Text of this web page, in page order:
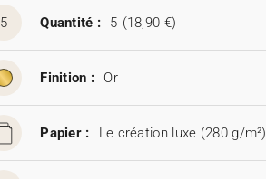
5 Quantité : 5 (18,90 €)
Finition : Or
Papier : Le création luxe (280 g/m²)